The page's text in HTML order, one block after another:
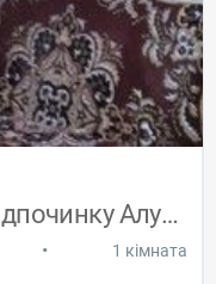
Відмінна квартира для відпочинку Алушта
• 1 кімната